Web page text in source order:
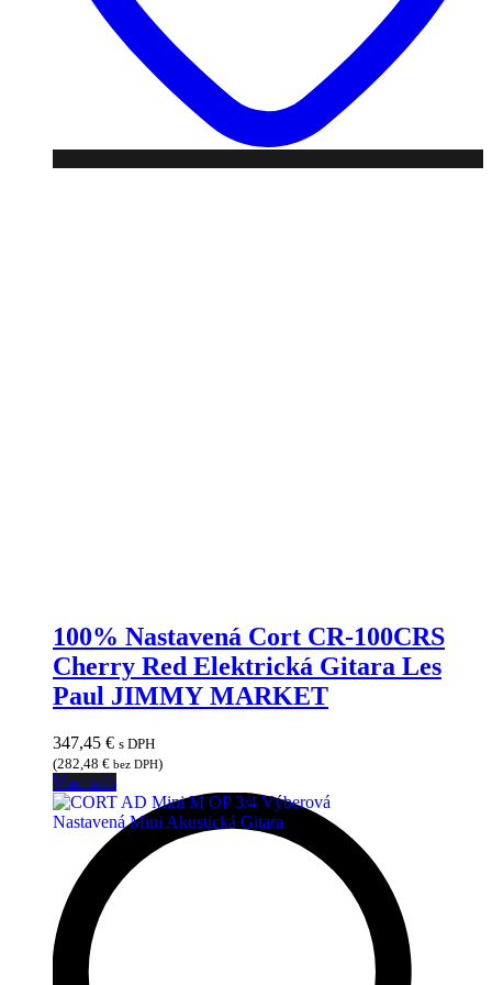
100% Nastavená Cort CR-100CRS
Cherry Red Elektrická Gitara Les
Paul JIMMY MARKET
347,45 € s DPH
(282,48 € bez DPH)
Viac info